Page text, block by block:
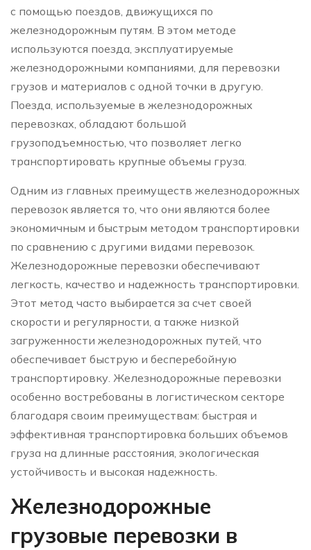
с помощью поездов, движущихся по
железнодорожным путям. В этом методе
используются поезда, эксплуатируемые
железнодорожными компаниями, для перевозки
грузов и материалов с одной точки в другую.
Поезда, используемые в железнодорожных
перевозках, обладают большой
грузоподъемностью, что позволяет легко
транспортировать крупные объемы груза.
Одним из главных преимуществ железнодорожных
перевозок является то, что они являются более
экономичным и быстрым методом транспортировки
по сравнению с другими видами перевозок.
Железнодорожные перевозки обеспечивают
легкость, качество и надежность транспортировки.
Этот метод часто выбирается за счет своей
скорости и регулярности, а также низкой
загруженности железнодорожных путей, что
обеспечивает быструю и бесперебойную
транспортировку. Железнодорожные перевозки
особенно востребованы в логистическом секторе
благодаря своим преимуществам: быстрая и
эффективная транспортировка больших объемов
груза на длинные расстояния, экологическая
устойчивость и высокая надежность.
Железнодорожные
грузовые перевозки в